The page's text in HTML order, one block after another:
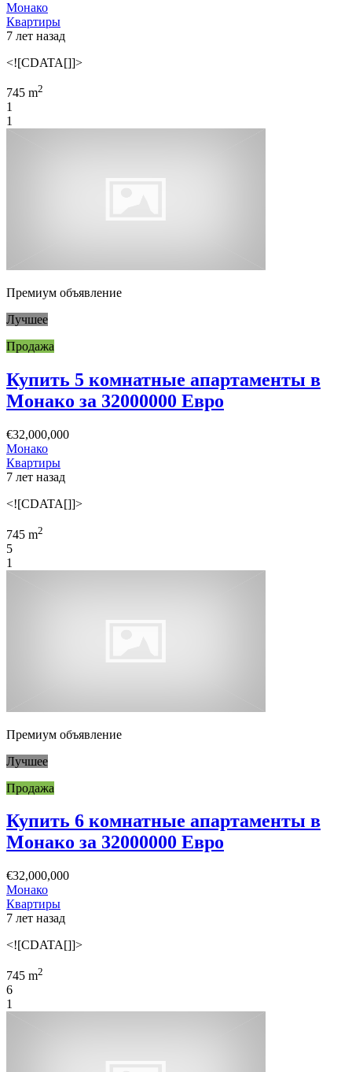
Монако
Квартиры
7 лет назад
<![CDATA[]]>
745 m2
1
1
Премиум объявление
Лучшее
Продажа
Купить 5 комнатные апартаменты в
Монако за 32000000 Евро
€32,000,000
Монако
Квартиры
7 лет назад
<![CDATA[]]>
745 m2
5
1
Премиум объявление
Лучшее
Продажа
Купить 6 комнатные апартаменты в
Монако за 32000000 Евро
€32,000,000
Монако
Квартиры
7 лет назад
<![CDATA[]]>
745 m2
6
1